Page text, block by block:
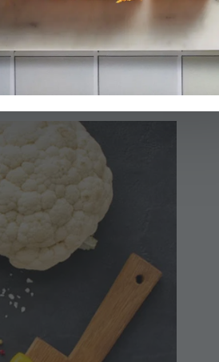
הכרובית המוכרת ואהובה
תוכלו להכיןפשטידת כרובית עם
לכרובית ויחד הם
יוצרים פשטידה מיוחדת
את האורחים שלכם ולהוסיף
פירות יבשים: צימוקים חומים